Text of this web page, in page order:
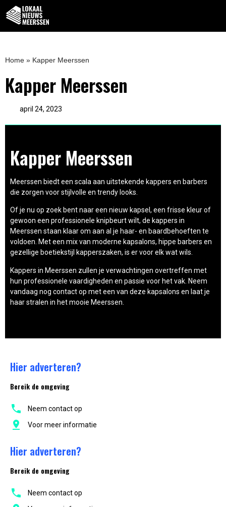
Home » Kapper Meerssen
Kapper Meerssen
april 24, 2023
Kapper Meerssen
Meerssen biedt een scala aan uitstekende kappers en barbers
die zorgen voor stijlvolle en trendy looks.
Of je nu op zoek bent naar een nieuw kapsel, een frisse kleur of
gewoon een professionele knipbeurt wilt, de kappers in
Meerssen staan klaar om aan al je haar- en baardbehoeften te
voldoen. Met een mix van moderne kapsalons, hippe barbers en
gezellige boetiekstijl kapperszaken, is er voor elk wat wils.
Kappers in Meerssen zullen je verwachtingen overtreffen met
hun professionele vaardigheden en passie voor het vak. Neem
vandaag nog contact op met een van deze kapsalons en laat je
haar stralen in het mooie Meerssen.
Hier adverteren?
Bereik de omgeving
Neem contact op
Voor meer informatie
Hier adverteren?
Bereik de omgeving
Neem contact op